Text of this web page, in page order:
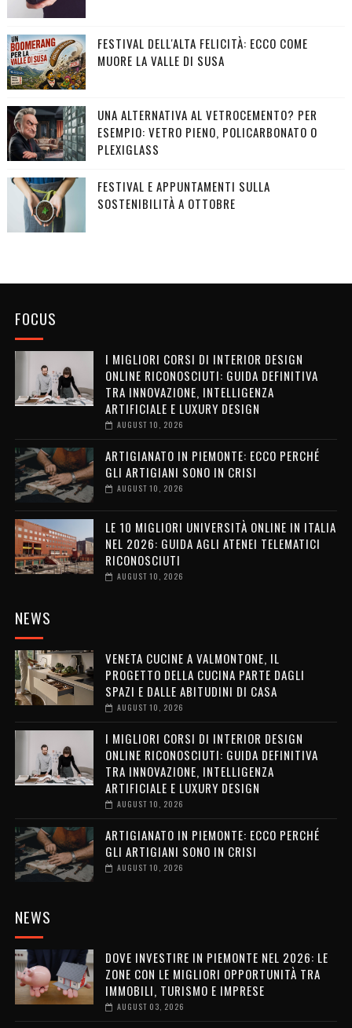
FESTIVAL DELL'ALTA FELICITÀ: ECCO COME
MUORE LA VALLE DI SUSA
UNA ALTERNATIVA AL VETROCEMENTO? PER
ESEMPIO: VETRO PIENO, POLICARBONATO O
PLEXIGLASS
FESTIVAL E APPUNTAMENTI SULLA
SOSTENIBILITÀ A OTTOBRE
FOCUS
I MIGLIORI CORSI DI INTERIOR DESIGN
ONLINE RICONOSCIUTI: GUIDA DEFINITIVA
TRA INNOVAZIONE, INTELLIGENZA
ARTIFICIALE E LUXURY DESIGN
AUGUST 10, 2026
ARTIGIANATO IN PIEMONTE: ECCO PERCHÉ
GLI ARTIGIANI SONO IN CRISI
AUGUST 10, 2026
LE 10 MIGLIORI UNIVERSITÀ ONLINE IN ITALIA
NEL 2026: GUIDA AGLI ATENEI TELEMATICI
RICONOSCIUTI
AUGUST 10, 2026
NEWS
VENETA CUCINE A VALMONTONE, IL
PROGETTO DELLA CUCINA PARTE DAGLI
SPAZI E DALLE ABITUDINI DI CASA
AUGUST 10, 2026
I MIGLIORI CORSI DI INTERIOR DESIGN
ONLINE RICONOSCIUTI: GUIDA DEFINITIVA
TRA INNOVAZIONE, INTELLIGENZA
ARTIFICIALE E LUXURY DESIGN
AUGUST 10, 2026
ARTIGIANATO IN PIEMONTE: ECCO PERCHÉ
GLI ARTIGIANI SONO IN CRISI
AUGUST 10, 2026
NEWS
DOVE INVESTIRE IN PIEMONTE NEL 2026: LE
ZONE CON LE MIGLIORI OPPORTUNITÀ TRA
IMMOBILI, TURISMO E IMPRESE
AUGUST 03, 2026